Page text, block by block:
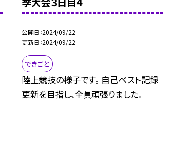
公開日 2024/09/22
更新日 2024/09/22
できごと
陸上競技の様子です。 自己ベスト記録
更新を目指し、全員頑張りました。